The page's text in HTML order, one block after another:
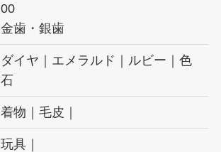
00
金歯・銀歯
ダイヤ｜エメラルド｜ルビー｜色
石
着物｜毛皮｜
玩具｜